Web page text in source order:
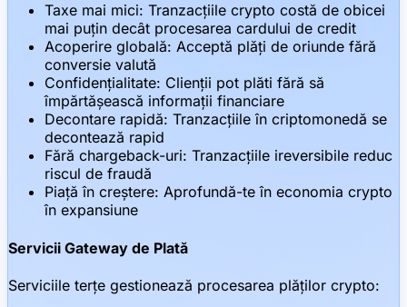
Taxe mai mici: Tranzacțiile crypto costă de obicei
mai puțin decât procesarea cardului de credit
Acoperire globală: Acceptă plăți de oriunde fără
conversie valută
Confidențialitate: Clienții pot plăti fără să
împărtășească informații financiare
Decontare rapidă: Tranzacțiile în criptomonedă se
decontează rapid
Fără chargeback-uri: Tranzacțiile ireversibile reduc
riscul de fraudă
Piață în creștere: Aprofundă-te în economia crypto
în expansiune
Servicii Gateway de Plată
Serviciile terțe gestionează procesarea plăților crypto: